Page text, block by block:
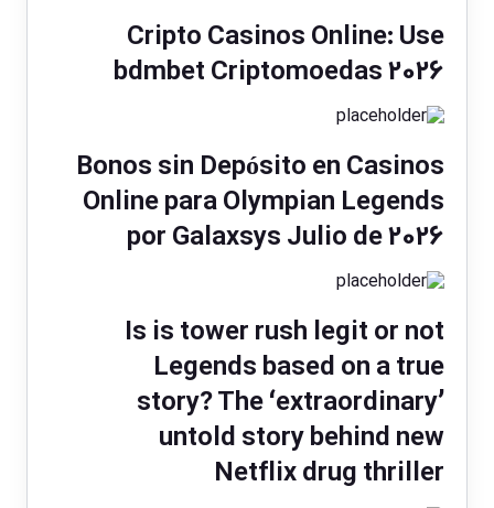
Cripto Casinos Online: Use
bdmbet Criptomoedas 2026
Bonos sin Depósito en Casinos
Online para Olympian Legends
por Galaxsys Julio de 2026
Is is tower rush legit or not
Legends based on a true
story? The ‘extraordinary’
untold story behind new
Netflix drug thriller